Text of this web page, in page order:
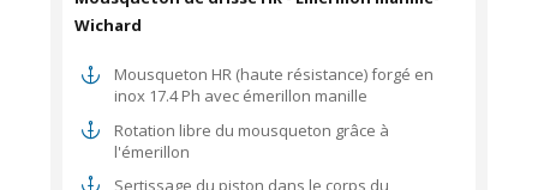
Wichard
Mousqueton HR (haute résistance) forgé en
inox 17.4 Ph avec émerillon manille
Rotation libre du mousqueton grâce à
l'émerillon
Sertissage du piston dans le corps du